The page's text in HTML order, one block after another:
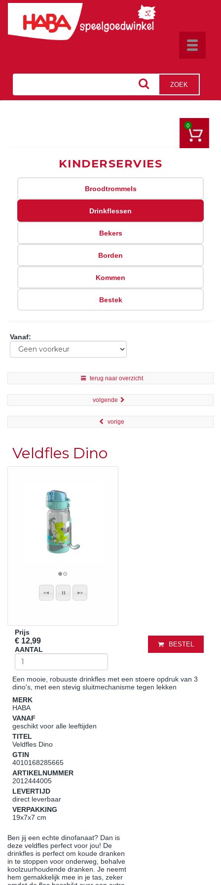
Toggle
ZOEK
0
KINDERSERVIES
Broodtrommels
Drinkflessen
Bekers
Borden
Kommen
Bestek
Vanaf:
terug naar overzicht
volgende
vorige
Veldfles Dino
Prijs
€ 12,99
AANTAL
BESTEL
Een mooie, robuuste drinkfles met een stoere opdruk van 3
dino's, met een stevig sluitmechanisme tegen lekken
MERK
HABA
VANAF
geschikt voor alle leeftijden
TITEL
Veldfles Dino
GTIN
4010168285665
ARTIKELNUMMER
2012444005
LEVERTIJD
direct leverbaar
VERPAKKING
19x7x7 cm
Ben jij een echte dinofanaat? Dan is
deze veldfles perfect voor jou! De
drinkfles is perfect om koude dranken
in te stoppen voor onderweg, behalve
koolzuurhoudende dranken. Je neemt
hem gemakkelijk mee in je tas, zeker